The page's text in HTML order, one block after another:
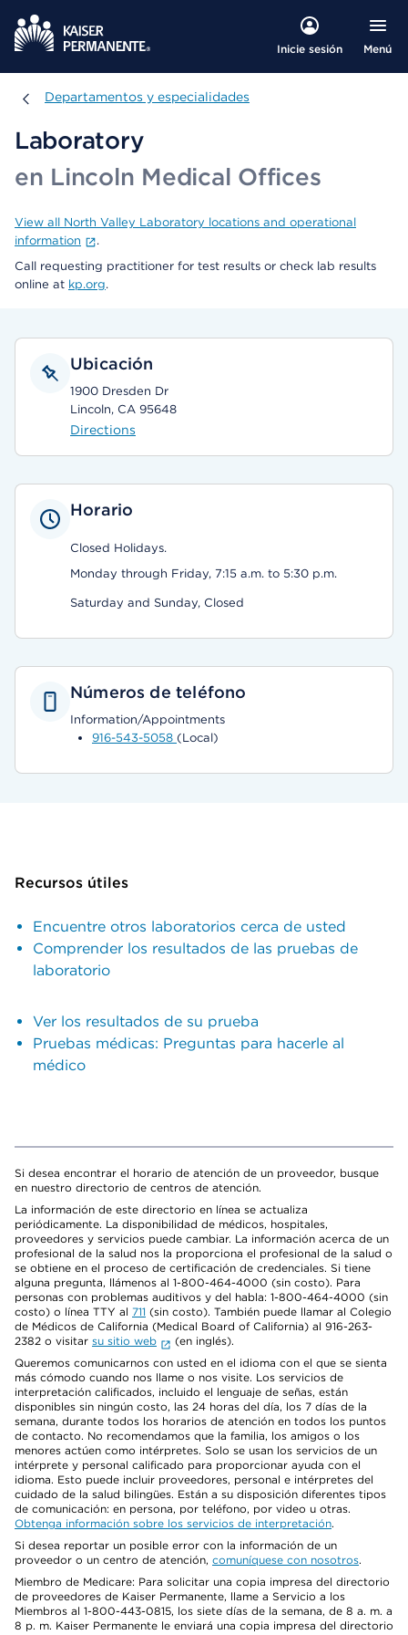
Inicie sesión Menú
Departamentos y especialidades
Departamentos y especialidades
Laboratory
en Lincoln Medical Offices
View all North Valley Laboratory locations and operational
information
.
Call requesting practitioner for test results or check lab results
online at kp.org.
Ubicación
1900 Dresden Dr
Lincoln, CA 95648
Directions
Horario
Closed Holidays.
Monday through Friday, 7:15 a.m. to 5:30 p.m.
Saturday and Sunday, Closed
Números de teléfono
Information/Appointments
916-543-5058 (Local)
Recursos útiles
Encuentre otros laboratorios cerca de usted
Comprender los resultados de las pruebas de
laboratorio
Ver los resultados de su prueba
Pruebas médicas: Preguntas para hacerle al
médico
Si desea encontrar el horario de atención de un proveedor, busque
en nuestro directorio de centros de atención.
La información de este directorio en línea se actualiza
periódicamente. La disponibilidad de médicos, hospitales,
proveedores y servicios puede cambiar. La información acerca de un
profesional de la salud nos la proporciona el profesional de la salud o
se obtiene en el proceso de certificación de credenciales. Si tiene
alguna pregunta, llámenos al 1-800-464-4000 (sin costo). Para
personas con problemas auditivos y del habla: 1-800-464-4000 (sin
costo) o línea TTY al 711 (sin costo). También puede llamar al Colegio
de Médicos de California (Medical Board of California) al 916-263-
2382 o visitar su sitio web
(en inglés).
Queremos comunicarnos con usted en el idioma con el que se sienta
más cómodo cuando nos llame o nos visite. Los servicios de
interpretación calificados, incluido el lenguaje de señas, están
disponibles sin ningún costo, las 24 horas del día, los 7 días de la
semana, durante todos los horarios de atención en todos los puntos
de contacto. No recomendamos que la familia, los amigos o los
menores actúen como intérpretes. Solo se usan los servicios de un
intérprete y personal calificado para proporcionar ayuda con el
idioma. Esto puede incluir proveedores, personal e intérpretes del
cuidado de la salud bilingües. Están a su disposición diferentes tipos
de comunicación: en persona, por teléfono, por video u otras.
Obtenga información sobre los servicios de interpretación.
Si desea reportar un posible error con la información de un
proveedor o un centro de atención, comuníquese con nosotros.
Miembro de Medicare: Para solicitar una copia impresa del directorio
de proveedores de Kaiser Permanente, llame a Servicio a los
Miembros al 1-800-443-0815, los siete días de la semana, de 8 a. m. a
8 p. m. Kaiser Permanente le enviará una copia impresa del directorio